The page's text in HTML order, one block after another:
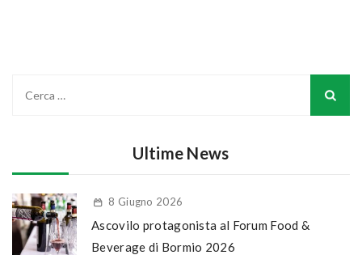
Ultime News
8 Giugno 2026
Ascovilo protagonista al Forum Food &
Beverage di Bormio 2026